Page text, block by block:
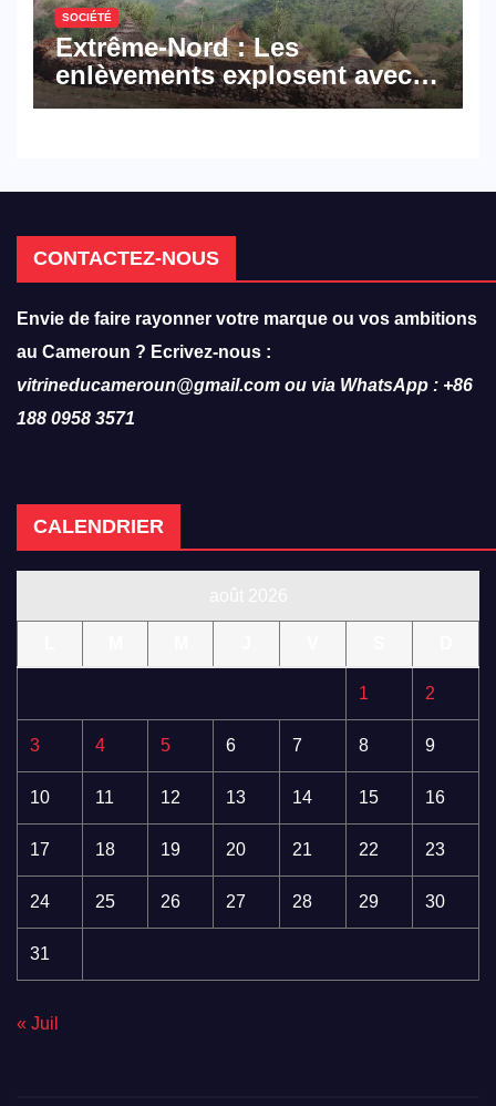
SOCIÉTÉ
Extrême-Nord : Les
enlèvements explosent avec
308 victimes en trois mois
CONTACTEZ-NOUS
Envie de faire rayonner votre marque ou vos ambitions
au Cameroun ? Ecrivez-nous :
vitrineducameroun@gmail.com ou via WhatsApp : +86
188 0958 3571
CALENDRIER
1 2
3 4 5 6 7 8 9
10 11 12 13 14 15 16
17 18 19 20 21 22 23
24 25 26 27 28 29 30
31
« Juil